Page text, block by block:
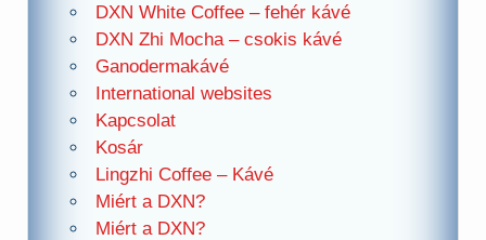
DXN White Coffee – fehér kávé
DXN Zhi Mocha – csokis kávé
Ganodermakávé
International websites
Kapcsolat
Kosár
Lingzhi Coffee – Kávé
Miért a DXN?
Miért a DXN?